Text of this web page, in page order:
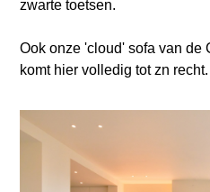
zwarte toetsen.
Ook onze 'cloud' sofa van de
komt hier volledig tot zn recht.